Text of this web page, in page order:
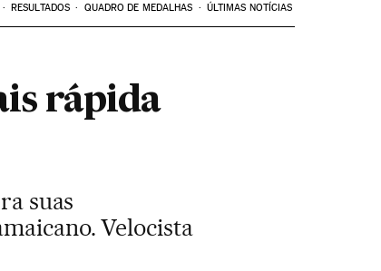
RESULTADOS QUADRO DE MEDALHAS ÚLTIMAS NOTÍCIAS
rápida
suas
Velocista